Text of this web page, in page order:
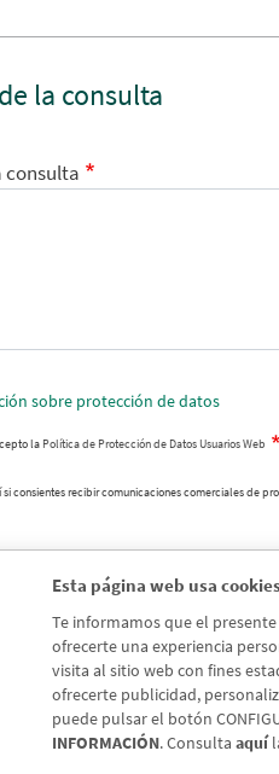
Esta página web usa cookies
Te informamos que el
ofrecerte una experiencia
visita al sitio web con fines
ofrecerte publicidad,
puede pulsar el botón
INFORMACIÓN. Consulta aquí
la consulta
consulta
sobre protección de datos
la Política de Protección de Datos Usuarios Web
si consientes recibir comunicaciones comerciales de